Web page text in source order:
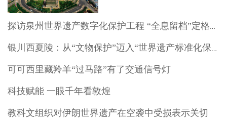
可可西里藏羚羊“过马路”有了交通信号灯
科技赋能 一眼千年看敦煌
教科文组织对伊朗世界遗产在空袭中受损表示关切